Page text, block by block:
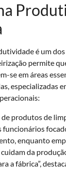
é um
permite
se em áreas
especializadas
produtos de
funcionários
enquanto
da
a fábrica”,